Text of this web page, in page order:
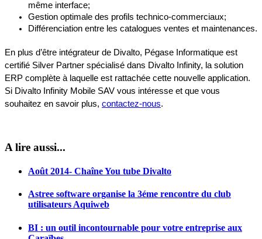
même interface;
Gestion optimale des profils technico-commerciaux;
Différenciation entre les catalogues ventes et maintenances.
En plus d’être intégrateur de Divalto, Pégase Informatique est
certifié Silver Partner spécialisé dans Divalto Infinity, la solution
ERP complète à laquelle est rattachée cette nouvelle application.
Si Divalto Infinity Mobile SAV vous intéresse et que vous
souhaitez en savoir plus, contactez-nous.
A lire aussi...
Août 2014- Chaîne You tube Divalto
Astree software organise la 3éme rencontre du club
utilisateurs Aquiweb
BI : un outil incontournable pour votre entreprise aux